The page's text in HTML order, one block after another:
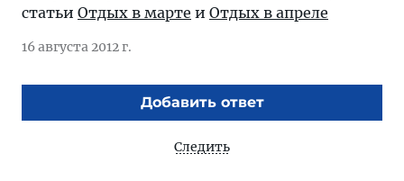
статьи Отдых в марте и Отдых в апреле
16 августа 2012 г.
Добавить ответ
Следить